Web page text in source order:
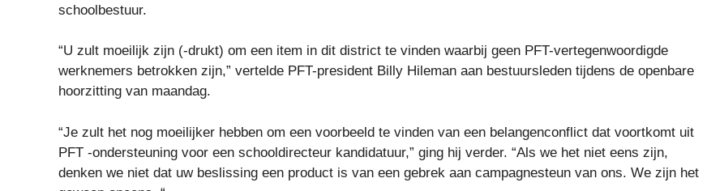
schoolbestuur.
“U zult moeilijk zijn (-drukt) om een ​​item in dit district te vinden waarbij geen PFT-vertegenwoordigde
werknemers betrokken zijn,” vertelde PFT-president Billy Hileman aan bestuursleden tijdens de openbare
hoorzitting van maandag.
“Je zult het nog moeilijker hebben om een ​​voorbeeld te vinden van een belangenconflict dat voortkomt uit
PFT -ondersteuning voor een schooldirecteur kandidatuur,” ging hij verder. “Als we het niet eens zijn,
denken we niet dat uw beslissing een product is van een gebrek aan campagnesteun van ons. We zijn het